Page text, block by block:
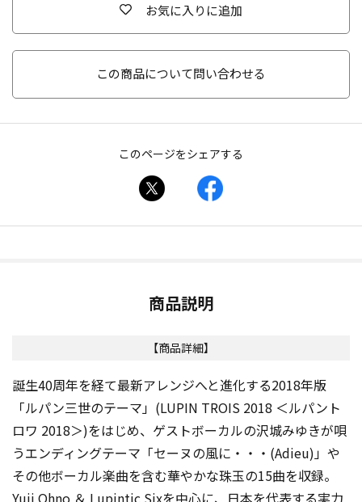
お気に入りに追加
この商品について問い合わせる
このページをシェアする
商品説明
【商品詳細】
誕生40周年を経て最新アレンジへと進化する2018年版
「ルパン三世のテーマ」(LUPIN TROIS 2018 ＜ルパント
ロワ 2018＞)をはじめ、ゲストボーカルの沢城みゆきが唄
うエンディングテーマ「セーヌの風に・・・(Adieu)」や
その他ボーカル楽曲を含む華やかな珠玉の15曲を収録。
Yuji Ohno ＆ Lupintic Sixを中心に、日本を代表する実力